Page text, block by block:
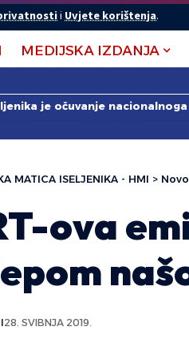
i Uvjete korištenja.
MEDIJSKA IZDANJA
je očuvanje
MATICA ISELJENIKA - HMI >
ova
28. SVIBNJA 2019.